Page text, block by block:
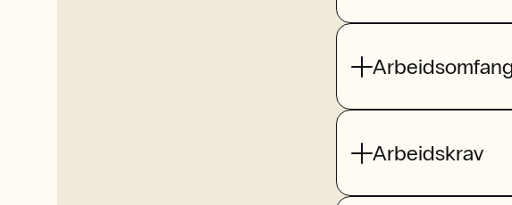
Arbeidskrav